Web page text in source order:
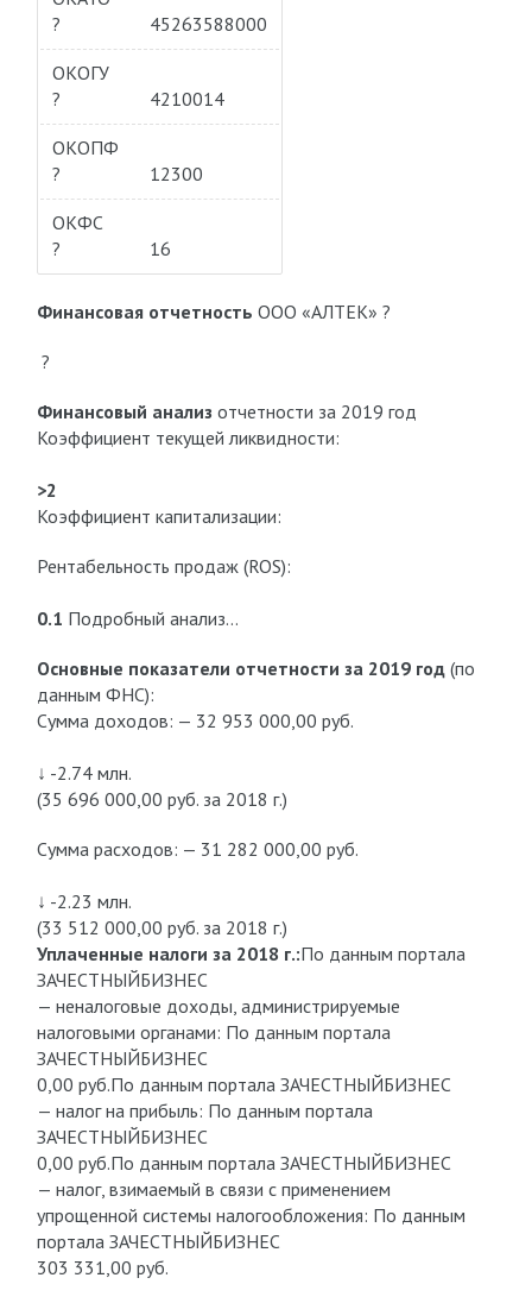
?
45263588000
ОКОГУ
?
4210014
ОКОПФ
?
12300
ОКФС
?
16
Финансовая отчетность ООО «АЛТЕК» ?
?
Финансовый анализ отчетности за 2019 год
Коэффициент текущей ликвидности:
>2
Коэффициент капитализации:
Рентабельность продаж (ROS):
0.1 Подробный анализ…
Основные показатели отчетности за 2019 год (по
данным ФНС):
Сумма доходов: — 32 953 000,00 руб.
↓ -2.74 млн.
(35 696 000,00 руб. за 2018 г.)
Сумма расходов: — 31 282 000,00 руб.
↓ -2.23 млн.
(33 512 000,00 руб. за 2018 г.)
Уплаченные налоги за 2018 г.:По данным портала
ЗАЧЕСТНЫЙБИЗНЕС
— неналоговые доходы, администрируемые
налоговыми органами: По данным портала
ЗАЧЕСТНЫЙБИЗНЕС
0,00 руб.По данным портала ЗАЧЕСТНЫЙБИЗНЕС
— налог на прибыль: По данным портала
ЗАЧЕСТНЫЙБИЗНЕС
0,00 руб.По данным портала ЗАЧЕСТНЫЙБИЗНЕС
— налог, взимаемый в связи с применением
упрощенной системы налогообложения: По данным
портала ЗАЧЕСТНЫЙБИЗНЕС
303 331,00 руб.